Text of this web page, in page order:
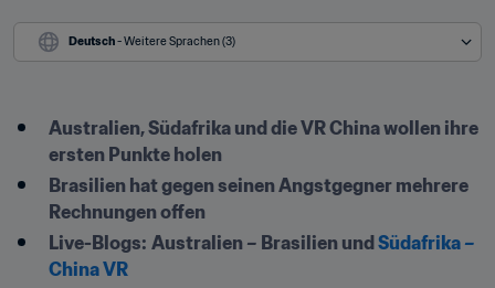
Deutsch - Weitere Sprachen (3)
Australien, Südafrika und die VR China wollen ihre
ersten Punkte holen
Brasilien hat gegen seinen Angstgegner mehrere
Rechnungen offen
Live-Blogs: Australien – Brasilien und Südafrika –
China VR